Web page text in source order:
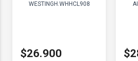
WESTINGH.WHHCL908
$26.900